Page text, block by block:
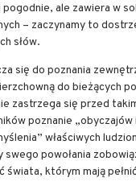
ale zawiera w
– zaczynamy to
słów.
się do poznania
do bieżących
zastrzega się przed
poznanie
właściwych
swego powołania
świata, którym mają